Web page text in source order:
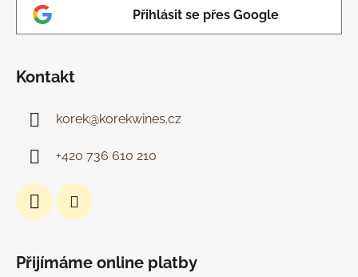
Přihlásit se přes Google
Kontakt
korek@korekwines.cz
+420 736 610 210
Přijímáme online platby